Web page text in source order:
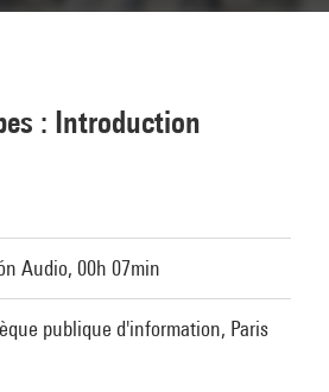
: Introduction
Audio, 00h 07min
publique d'information, Paris